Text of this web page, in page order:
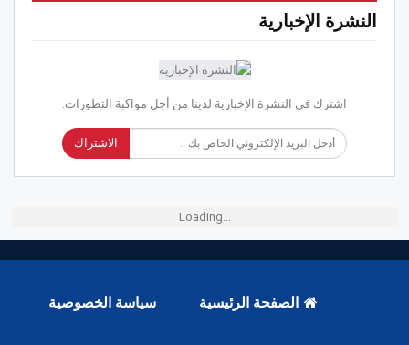
النشرة الإخبارية
اشترك في النشرة الإخبارية لدينا من أجل مواكبة التطورات.
الاشتراك
Loading...
الصفحة الرئيسية سياسة الخصوصية